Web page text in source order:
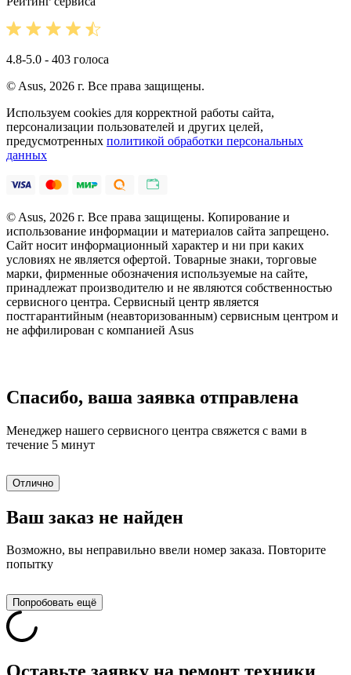
4.8-5.0 - 403 голоса
© Asus, 2026 г. Все права защищены.
Используем cookies для корректной работы сайта,
персонализации пользователей и других целей,
предусмотренных политикой обработки персональных
данных
© Asus, 2026 г. Все права защищены. Копирование и
использование информации и материалов сайта запрещено.
Сайт носит информационный характер и ни при каких
условиях не является офертой. Товарные знаки, торговые
марки, фирменные обозначения используемые на сайте,
принадлежат производителю и не являются собственностью
сервисного центра. Сервисный центр является
постгарантийным (неавторизованным) сервисным центром и
не аффилирован с компанией Asus
Спасибо, ваша заявка отправлена
Менеджер нашего сервисного центра свяжется с вами в
течение 5 минут
Отлично
Ваш заказ не найден
Возможно, вы неправильно ввели номер заказа. Повторите
попытку
Попробовать ещё